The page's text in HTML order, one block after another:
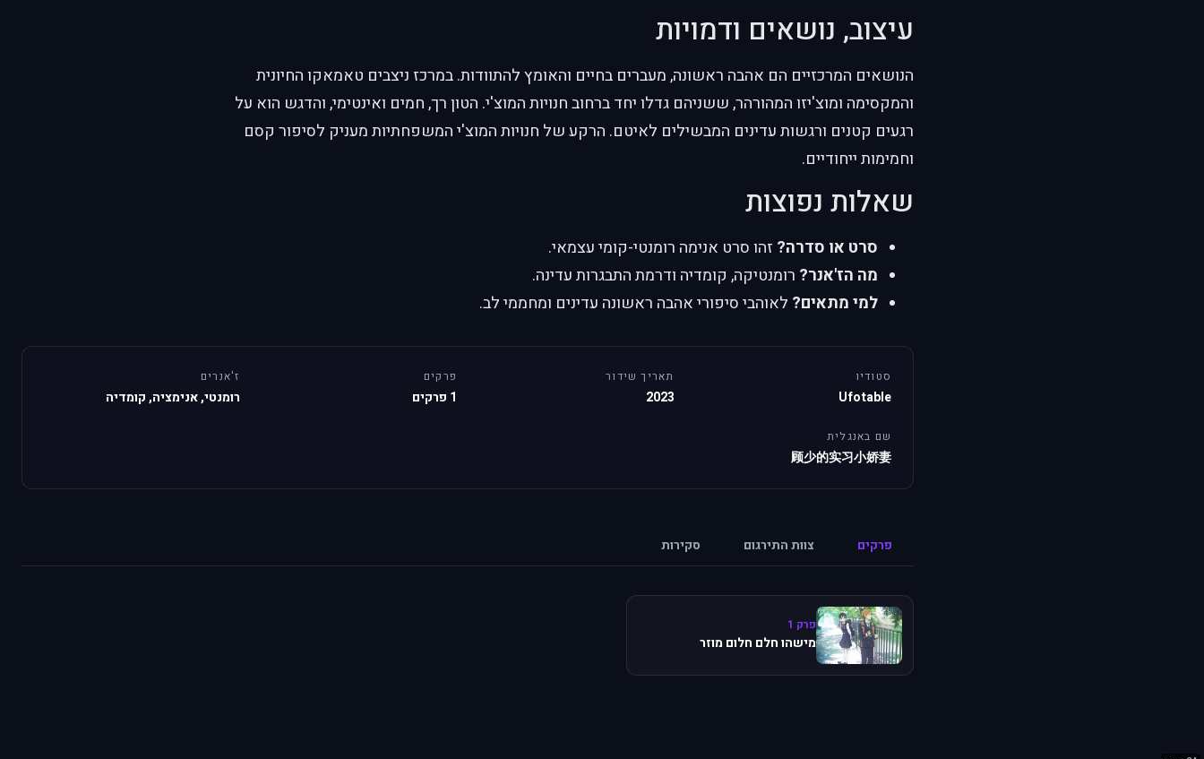
עיצוב, נושאים ודמויות
הנושאים המרכזיים הם אהבה ראשונה, מעברים בחיים והאומץ להתוודות. במרכז ניצבים טאמאקו החיונית
והמקסימה ומוצ'יזו המהורהר, ששניהם גדלו יחד ברחוב חנויות המוצ'י. הטון רך, חמים ואינטימי, והדגש הוא על
רגעים קטנים ורגשות עדינים המבשילים לאיטם. הרקע של חנויות המוצ'י המשפחתיות מעניק לסיפור קסם
וחמימות ייחודיים.
שאלות נפוצות
סרט או סדרה? זהו סרט אנימה רומנטי-קומי עצמאי.
מה הז'אנר? רומנטיקה, קומדיה ודרמת התבגרות עדינה.
למי מתאים? לאוהבי סיפורי אהבה ראשונה עדינים ומחממי לב.
סטודיו
Ufotable
תאריך שידור
2023
פרקים
1 פרקים
ז'אנרים
רומנטי, אנימציה, קומדיה
שם באנגלית
顾少的实习小娇妻
פרקים צוות התירגום סקירות
פרק 1
מישהו חלם חלום מוזר